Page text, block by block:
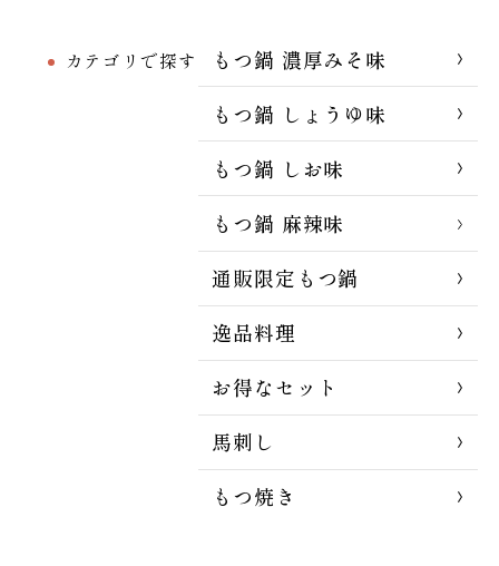
カテゴリで探す
もつ鍋 濃厚みそ味
もつ鍋 しょうゆ味
もつ鍋 しお味
もつ鍋 麻辣味
通販限定もつ鍋
逸品料理
お得なセット
馬刺し
もつ焼き